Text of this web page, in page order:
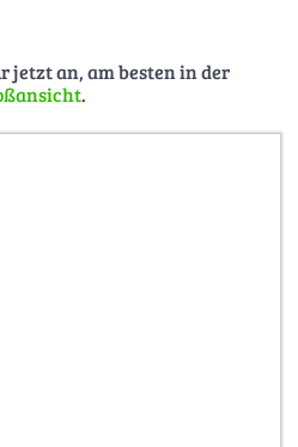
jetzt an, am besten in der
.